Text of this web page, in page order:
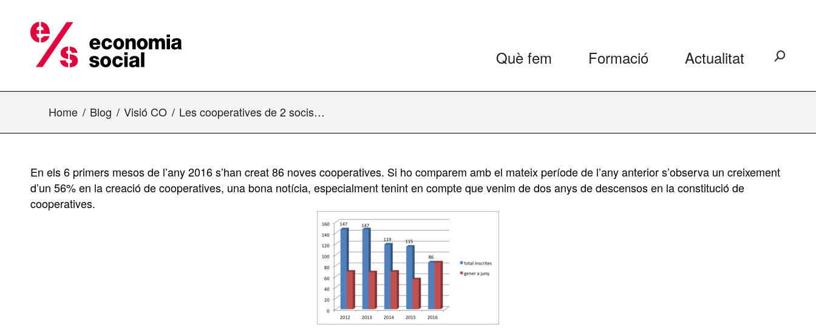
Què fem Formació Actualitat Search:
Home Blog Visió CO Les cooperatives de 2 socis…
En els 6 primers mesos de l’any 2016 s’han creat 86 noves cooperatives. Si ho comparem amb el mateix període de l’any anterior s’observa un creixement
d’un 56% en la creació de cooperatives, una bona notícia, especialment tenint en compte que venim de dos anys de descensos en la constitució de
cooperatives.